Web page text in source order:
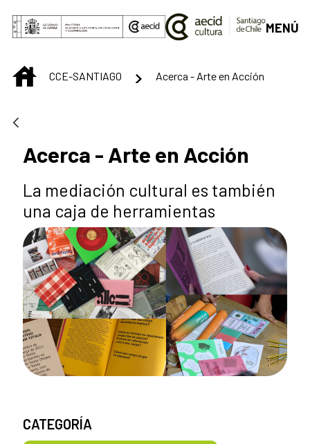
Saltar al contenido principal
MENÚ
INICIOCCE-SANTIAGO Acerca - Arte en Acción
Acerca - Arte en Acción
La mediación cultural es también
una caja de herramientas
CATEGORÍA